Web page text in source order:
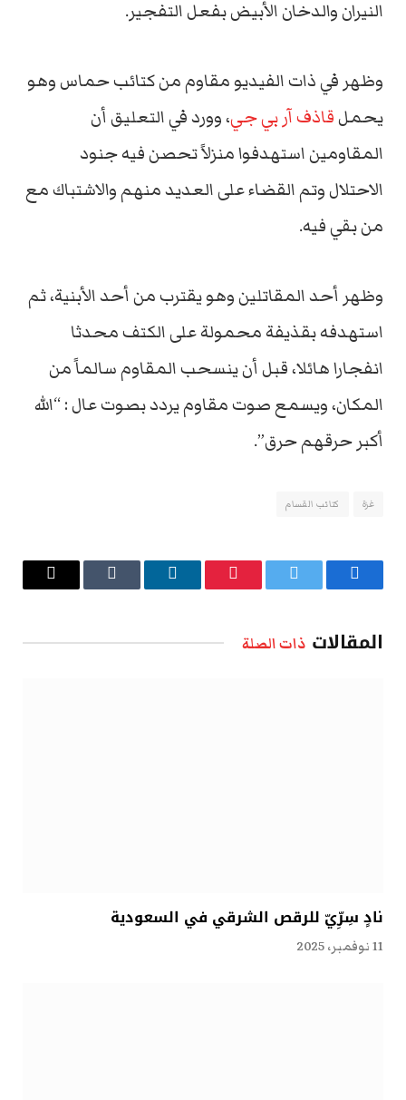
النيران والدخان الأبيض بفعل التفجير.
وظهر في ذات الفيديو مقاوم من كتائب حماس وهو
يحملقاذف آر بي جي، وورد في التعليق أن
المقاومين استهدفوا منزلاً تحصن فيه جنود
الاحتلال وتم القضاء على العديد منهم والاشتباك مع
من بقي فيه.
وظهر أحد المقاتلين وهو يقترب من أحد الأبنية، ثم
استهدفه بقذيفة محمولة على الكتف محدثا
انفجارا هائلا، قبل أن ينسحب المقاوم سالماً من
المكان، ويسمع صوت مقاوم يردد بصوت عال : “الله
أكبر حرقهم حرق”.
غزة كتائب القسام
فيسبوك تويتر بينتيريستلينكدإن Tumblr
البريد
المقالات ذات الصلة
نادٍ سِرِّيّ للرقص الشرقي في السعودية
11 نوفمبر، 2025